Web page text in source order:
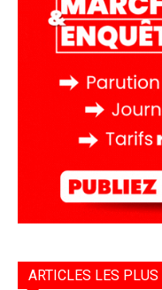
ARTICLES LES PLUS